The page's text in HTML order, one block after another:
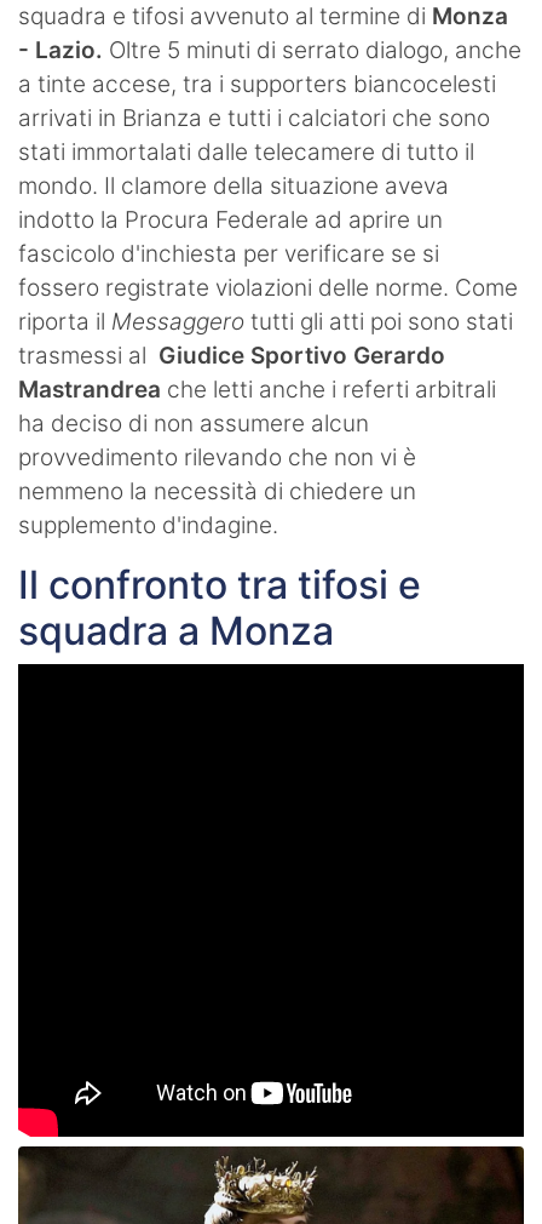
squadra e tifosi avvenuto al termine di Monza
- Lazio. Oltre 5 minuti di serrato dialogo, anche
a tinte accese, tra i supporters biancocelesti
arrivati in Brianza e tutti i calciatori che sono
stati immortalati dalle telecamere di tutto il
mondo. Il clamore della situazione aveva
indotto la Procura Federale ad aprire un
fascicolo d'inchiesta per verificare se si
fossero registrate violazioni delle norme. Come
riporta il Messaggero tutti gli atti poi sono stati
trasmessi al Giudice Sportivo Gerardo
Mastrandrea che letti anche i referti arbitrali
ha deciso di non assumere alcun
provvedimento rilevando che non vi è
nemmeno la necessità di chiedere un
supplemento d'indagine.
Il confronto tra tifosi e
squadra a Monza